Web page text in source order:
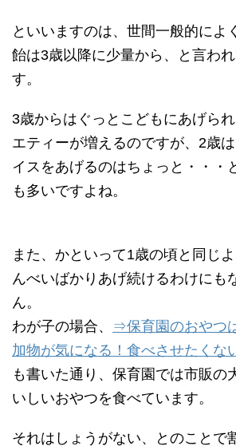
といいますのは、世間一般的によ
飴は3歳以降に少量から、と言わ
す。
3歳からはぐっとこどもにあげら
エティーが増えるのですが、2歳
イスをあげるのはちょっと・・・
も多いですよね。
また、かといって1歳の頃と同じ
んべいばかりあげ続けるわけにも
ん。
わが子の場合、 ⇒保育園のおやつ
加物が気になる！食べさせたくな
も書いた通り、保育園では市販の
いしいおやつを食べています。
それはしょうがない、とのことで